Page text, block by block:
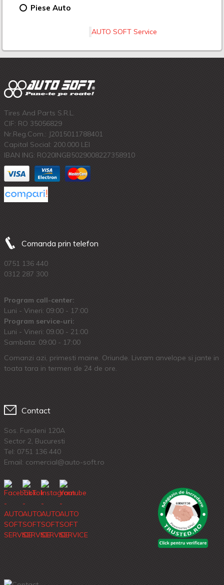
Piese Auto
AUTO SOFT Service
Tires And Parts S.R.L.
CIF: RO 35056829
Nr.Reg.Com.: J2015011788401
Capital Social: 200.000 LEI
IBAN ING: RO20INGB5029008227358910
Comanda prin telefon
0751 136 440
0312 287 300
Program call-center:
Luni - Vineri: 09:00 - 17:00
Program service-uri:
Luni - Vineri: 09.00 - 21:00
Sambata: 09:00 - 17:00
Comanzi azi, primesti maine. Oriunde. Livram anvelope si jante in
toata tara in termen de 24 de ore.
Contact
Sos. Fundeni 120A
Sector 2, Bucuresti
Tel: 0751 136 440
Email: comercial@auto-soft.ro